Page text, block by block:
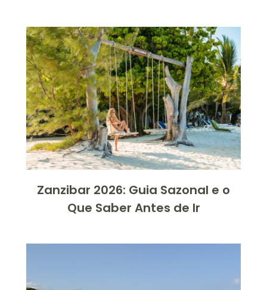
Zanzibar 2026: Guia Sazonal e o
Que Saber Antes de Ir